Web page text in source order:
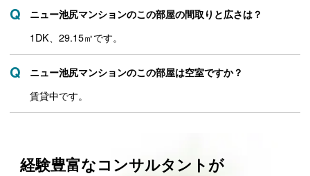
ニュー池尻マンションのこの部屋の間取りと広さは？
1DK、29.15㎡です。
ニュー池尻マンションのこの部屋は空室ですか？
賃貸中です。
経験豊富なコンサルタントが